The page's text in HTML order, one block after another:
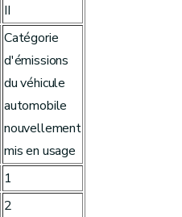
II
Catégorie
d'émissions
du véhicule
automobile
nouvellement
mis en usage
1
2